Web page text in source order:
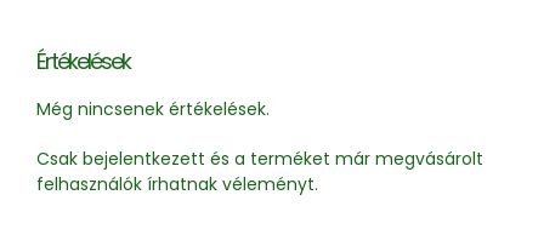
Értékelések
Még nincsenek értékelések.
Csak bejelentkezett és a terméket már megvásárolt
felhasználók írhatnak véleményt.